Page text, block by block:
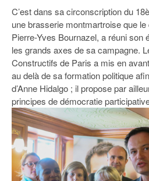
Transport
93
94
95
Ecouter les épisodes
C’est dans sa circonscription du
une brasserie montmartroise que
Pierre-Yves Bournazel, a réuni son
les grands axes de sa campagne.
Constructifs de Paris a mis en
au delà de sa formation politique
d’Anne Hidalgo ; il propose par
principes de démocratie